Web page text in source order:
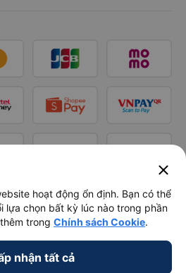
close
hoạt động ổn định. Bạn có thể
lựa chọn bất kỳ lúc nào trong phần
trong Chính sách Cookie.
nhận tất cả